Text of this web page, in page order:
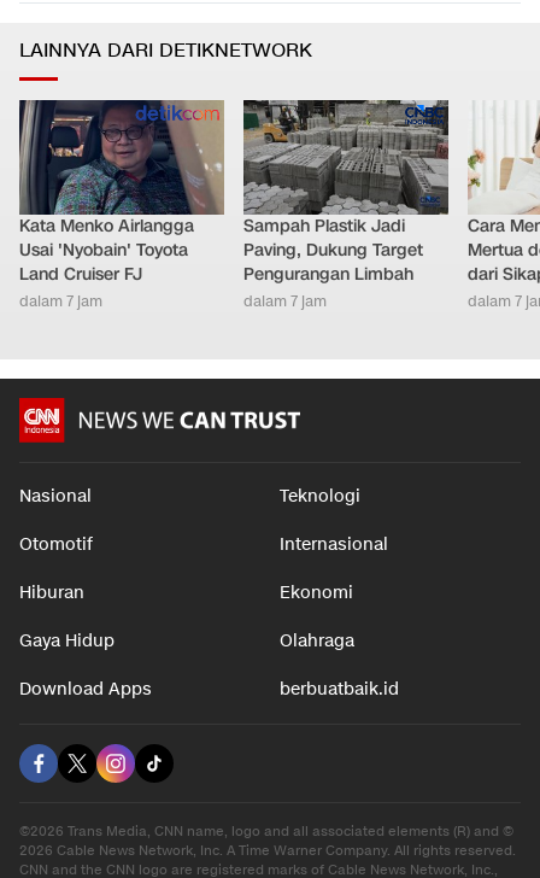
LAINNYA DARI DETIKNETWORK
Kata Menko Airlangga
Usai 'Nyobain' Toyota
Land Cruiser FJ
dalam 7 jam
Sampah Plastik Jadi
Paving, Dukung Target
Pengurangan Limbah
dalam 7 jam
Cara
Mertua
dari
dalam 7
Nasional Teknologi
Otomotif Internasional
Hiburan Ekonomi
Gaya Hidup Olahraga
Download Apps berbuatbaik.id
©2026 Trans Media, CNN name, logo and all associated elements (R) and ©
2026 Cable News Network, Inc. A Time Warner Company. All rights reserved.
CNN and the CNN logo are registered marks of Cable News Network, Inc.,